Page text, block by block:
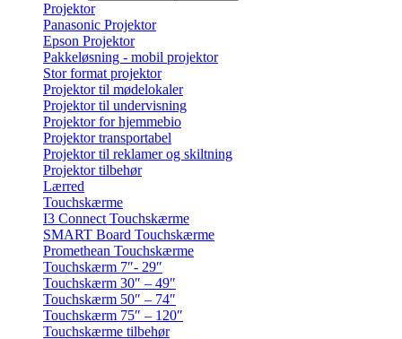
Projektor
Panasonic Projektor
Epson Projektor
Pakkeløsning - mobil projektor
Stor format projektor
Projektor til mødelokaler
Projektor til undervisning
Projektor for hjemmebio
Projektor transportabel
Projektor til reklamer og skiltning
Projektor tilbehør
Lærred
Touchskærme
I3 Connect Touchskærme
SMART Board Touchskærme
Promethean Touchskærme
Touchskærm 7″- 29″
Touchskærm 30″ – 49″
Touchskærm 50″ – 74″
Touchskærm 75″ – 120″
Touchskærme tilbehør